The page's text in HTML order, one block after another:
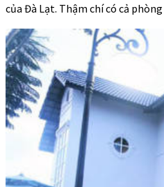
của Đà Lạt. Thậm chí có cả